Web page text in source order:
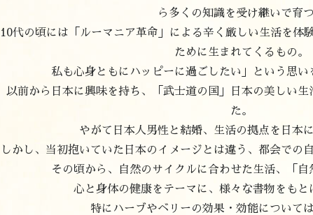
ら多くの知識を受け継いで育つ
10代の頃には「ルーマニア革命」による辛く厳しい生活を体
ために生まれてくるもの。
私も心身ともにハッピーに過ごしたい」という思い
以前から日本に興味を持ち、「武士道の国」日本の美しい
た。
やがて日本人男性と結婚、生活の拠点を日本
しかし、当初抱いていた日本のイメージとは違う、都会での
その頃から、自然のサイクルに合わせた生活、「自
心と身体の健康をテーマに、様々な書物をもと
特にハーブやベリーの効果・効能について